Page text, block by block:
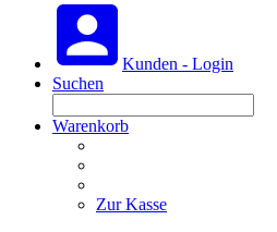
Kunden - Login
Suchen
Warenkorb
Zur Kasse